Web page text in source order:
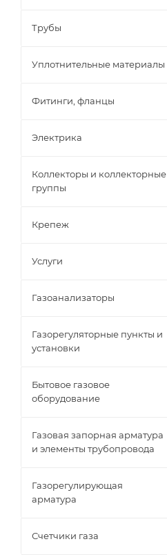
Трубы
Уплотнительные материалы
Фитинги, фланцы
Электрика
Коллекторы и коллекторные
группы
Крепеж
Услуги
Газоанализаторы
Газорегуляторные пункты и
установки
Бытовое газовое
оборудование
Газовая запорная арматура
и элементы трубопровода
Газорегулирующая
арматура
Счетчики газа